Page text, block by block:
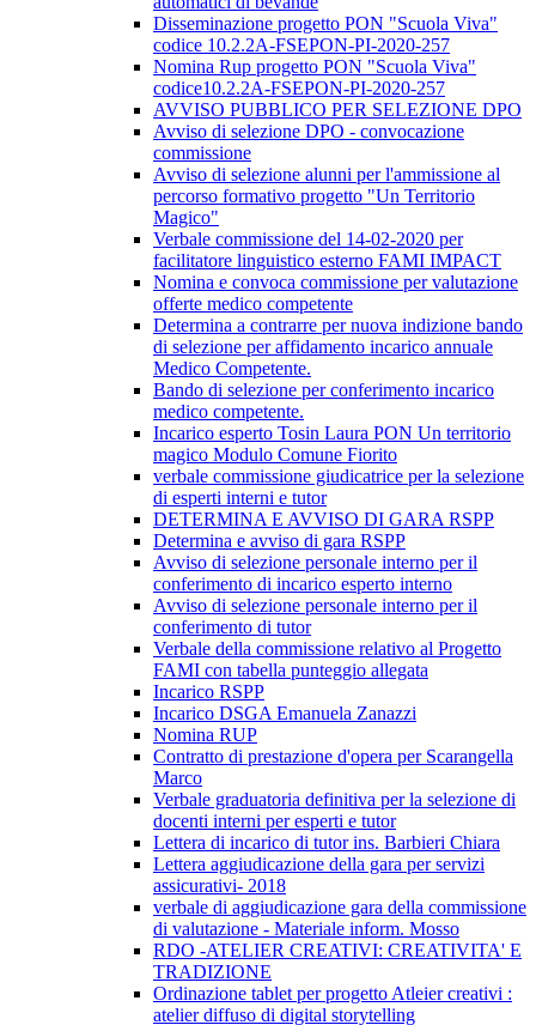
Disseminazione progetto PON "Scuola Viva"
codice 10.2.2A-FSEPON-PI-2020-257
Nomina Rup progetto PON "Scuola Viva"
codice10.2.2A-FSEPON-PI-2020-257
AVVISO PUBBLICO PER SELEZIONE DPO
Avviso di selezione DPO - convocazione
commissione
Avviso di selezione alunni per l'ammissione al
percorso formativo progetto "Un Territorio
Magico"
Verbale commissione del 14-02-2020 per
facilitatore linguistico esterno FAMI IMPACT
Nomina e convoca commissione per valutazione
offerte medico competente
Determina a contrarre per nuova indizione bando
di selezione per affidamento incarico annuale
Medico Competente.
Bando di selezione per conferimento incarico
medico competente.
Incarico esperto Tosin Laura PON Un territorio
magico Modulo Comune Fiorito
verbale commissione giudicatrice per la selezione
di esperti interni e tutor
DETERMINA E AVVISO DI GARA RSPP
Determina e avviso di gara RSPP
Avviso di selezione personale interno per il
conferimento di incarico esperto interno
Avviso di selezione personale interno per il
conferimento di tutor
Verbale della commissione relativo al Progetto
FAMI con tabella punteggio allegata
Incarico RSPP
Incarico DSGA Emanuela Zanazzi
Nomina RUP
Contratto di prestazione d'opera per Scarangella
Marco
Verbale graduatoria definitiva per la selezione di
docenti interni per esperti e tutor
Lettera di incarico di tutor ins. Barbieri Chiara
Lettera aggiudicazione della gara per servizi
assicurativi- 2018
verbale di aggiudicazione gara della commissione
di valutazione - Materiale inform. Mosso
RDO -ATELIER CREATIVI: CREATIVITA' E
TRADIZIONE
Ordinazione tablet per progetto Atleier creativi :
atelier diffuso di digital storytelling